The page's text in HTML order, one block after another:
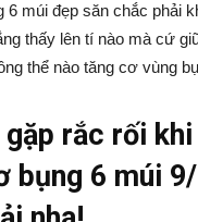
múi đẹp săn chắc phải
thấy lên tí nào mà cứ
thể nào tăng cơ vùng
rắc rối
bụng 6 múi